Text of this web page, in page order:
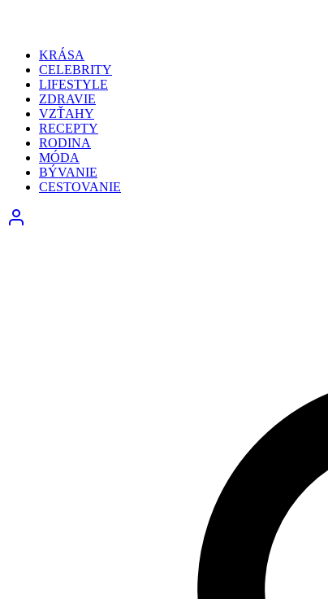
KRÁSA
CELEBRITY
LIFESTYLE
ZDRAVIE
VZŤAHY
RECEPTY
RODINA
MÓDA
BÝVANIE
CESTOVANIE